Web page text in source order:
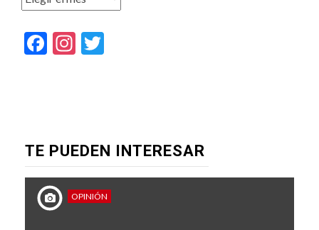
Facebook
Instagram
TE PUEDEN INTERESAR
OPINIÓN